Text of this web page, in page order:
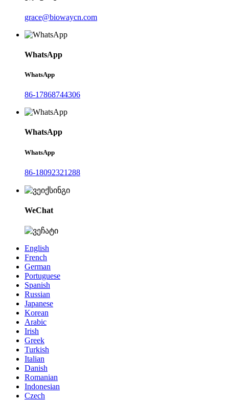
grace@biowaycn.com
WhatsApp
WhatsApp
86-17868744306
WhatsApp
WhatsApp
86-18092321288
WeChat
English
French
German
Portuguese
Spanish
Russian
Japanese
Korean
Arabic
Irish
Greek
Turkish
Italian
Danish
Romanian
Indonesian
Czech